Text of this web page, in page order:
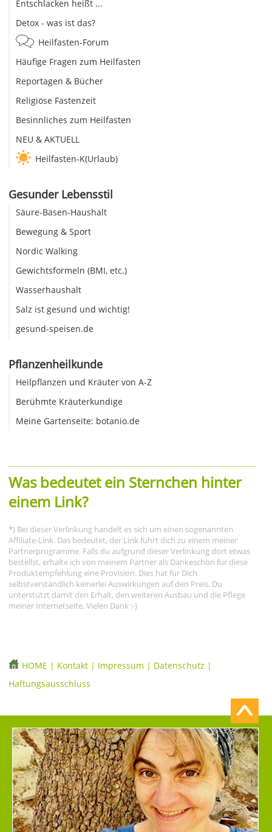
Entschlacken heißt ...
Detox - was ist das?
Heilfasten-Forum
Häufige Fragen zum Heilfasten
Reportagen & Bücher
Religiöse Fastenzeit
Besinnliches zum Heilfasten
NEU & AKTUELL
Heilfasten-K(Urlaub)
Gesunder Lebensstil
Säure-Basen-Haushalt
Bewegung & Sport
Nordic Walking
Gewichtsformeln (BMI, etc.)
Wasserhaushalt
Salz ist gesund und wichtig!
gesund-speisen.de
Pflanzenheilkunde
Heilpflanzen und Kräuter von A-Z
Berühmte Kräuterkundige
Meine Gartenseite: botanio.de
Was bedeutet ein Sternchen hinter
einem Link?
*) Bei dieser Verlinkung handelt es sich um einen sogenannten
Affiliate-Link. Das bedeutet, der Link führt dich zu einem meiner
Partnerprogramme. Falls du aufgrund dieser Verlinkung dort etwas
bestellst, erhalte ich von meinem Partner als Dankeschön für diese
Produktempfehlung eine Provision. Dies hat für Dich
selbstverständlich keinerlei Auswirkungen auf den Preis. Du
unterstützt damit den Erhalt, den weiteren Ausbau und die Pflege
meiner Internetseite. Vielen Dank :-)
HOME | Kontakt | Impressum | Datenschutz |
Haftungsausschluss